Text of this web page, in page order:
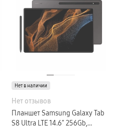
Нет в наличии
Нет отзывов
Планшет Samsung Galaxy Tab
S8 Ultra LTE 14.6″ 256Gb,